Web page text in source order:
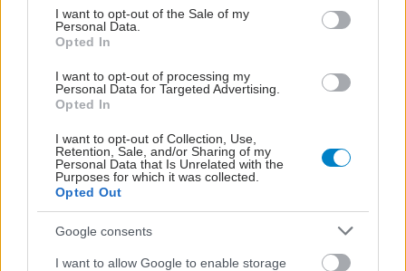
consent section.
I want to opt-out of the Sale of my
Personal Data.
Opted In
I want to opt-out of processing my
Personal Data for Targeted Advertising.
Opted In
I want to opt-out of Collection, Use,
Retention, Sale, and/or Sharing of my
Personal Data that Is Unrelated with the
Purposes for which it was collected.
Opted Out
Google consents
I want to allow Google to enable storage
ΜΠΕΙΤΕ ΣΤΗ ΣΥΖΗΤΗΣΗ
Loading...
Προσθήκη Σχολίου